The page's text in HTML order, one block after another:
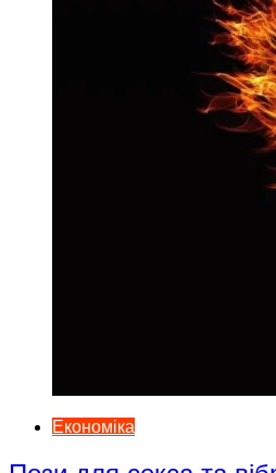
Економіка